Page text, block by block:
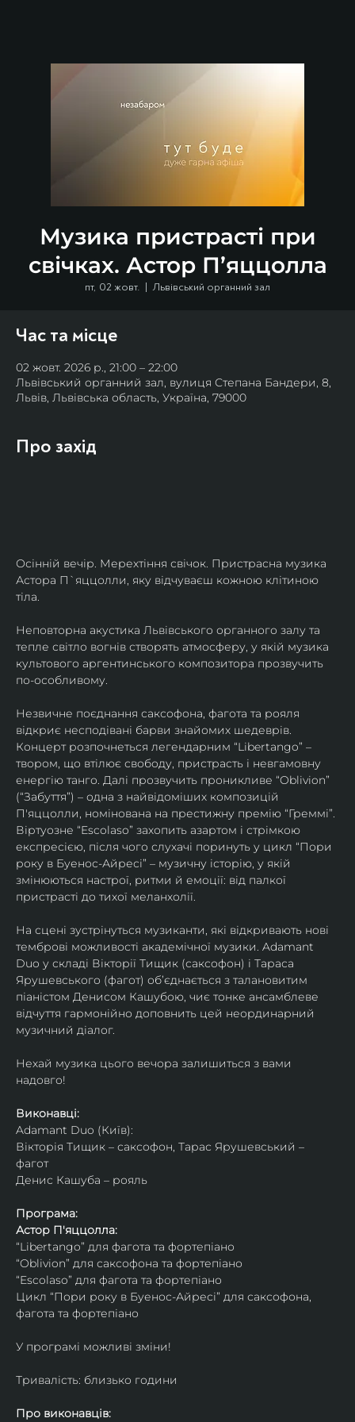
Музика пристрасті при
свічках. Астор П’яццолла
пт, 02 жовт.
  |
Львівський органний зал
Час та місце
02 жовт. 2026 р., 21:00 – 22:00
Львівський органний зал, вулиця Степана Бандери, 8,
Львів, Львівська область, Україна, 79000
Про захід
Осінній вечір. Мерехтіння свічок. Пристрасна музика
Астора П`яццолли, яку відчуваєш кожною клітиною
тіла.
Неповторна акустика Львівського органного залу та
тепле світло вогнів створять атмосферу, у якій музика
культового аргентинського композитора прозвучить
по-особливому.
Незвичне поєднання саксофона, фагота та рояля
відкриє несподівані барви знайомих шедеврів.
Концерт розпочнеться легендарним “Libertango” –
твором, що втілює свободу, пристрасть і невгамовну
енергію танго. Далі прозвучить проникливе “Oblivion”
(“Забуття”) – одна з найвідоміших композицій
П'яццолли, номінована на престижну премію “Греммі”.
Віртуозне “Escolaso” захопить азартом і стрімкою
експресією, після чого слухачі поринуть у цикл “Пори
року в Буенос-Айресі” – музичну історію, у якій
змінюються настрої, ритми й емоції: від палкої
пристрасті до тихої меланхолії.
На сцені зустрінуться музиканти, які відкривають нові
темброві можливості академічної музики. Adamant
Duo у складі Вікторії Тищик (саксофон) і Тараса
Ярушевського (фагот) об’єднається з талановитим
піаністом Денисом Кашубою, чиє тонке ансамблеве
відчуття гармонійно доповнить цей неординарний
музичний діалог.
Нехай музика цього вечора залишиться з вами
надовго!
Виконавці:
Adamant Duo (Київ):
Вікторія Тищик – саксофон, Тарас Ярушевський –
фагот
Денис Кашуба – рояль
Програма:
Астор П'яццолла:
“Libertango” для фагота та фортепіано
“Oblivion” для саксофона та фортепіано
“Escolaso” для фагота та фортепіано
Цикл “Пори року в Буенос-Айресі” для саксофона,
фагота та фортепіано
У програмі можливі зміни!
Тривалість: близько години
Про виконавців: